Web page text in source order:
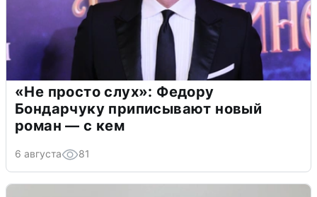
«Не просто слух»: Федору
Бондарчуку приписывают новый
роман — с кем
6 августа 81